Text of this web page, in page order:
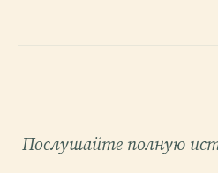
Послушайте полную